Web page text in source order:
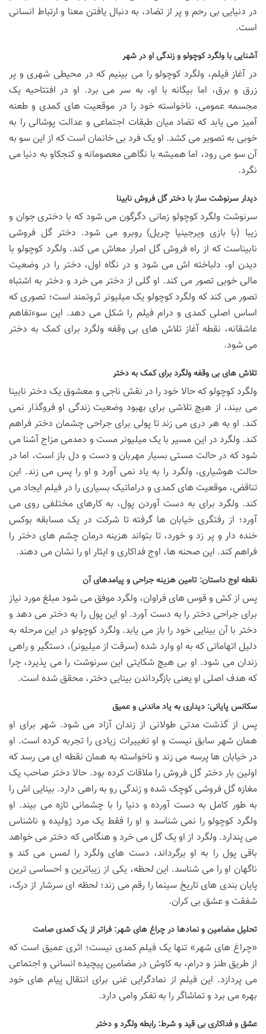
در دنیایی بی رحم و پر از تضاد، به دنبال یافتن معنا و ارتباط انسانی
است.
آشنایی با ولگرد کوچولو و زندگی او در شهر
در آغاز فیلم، ولگرد کوچولو را می بینیم که در محیطی شهری و پر
زرق و برق، اما بیگانه با او، به سر می برد. او در افتتاحیه یک
مجسمه عمومی، ناخواسته خود را در موقعیت های کمدی و طعنه
آمیز می یابد که تضاد میان طبقات اجتماعی و عدالت پوشالی را به
خوبی به تصویر می کشد. او یک فرد بی خانمان است که از این سو به
آن سو می رود، اما همیشه با نگاهی معصومانه و کنجکاو به دنیا می
نگرد.
دیدار سرنوشت ساز با دختر گل فروش نابینا
سرنوشت ولگرد کوچولو زمانی دگرگون می شود که با دختری جوان و
زیبا (با بازی ویرجینیا چریل) روبرو می شود. دختر گل فروشی
نابیناست که از راه فروش گل امرار معاش می کند. ولگرد کوچولو با
دیدن او، دلباخته اش می شود و در نگاه اول، دختر را در وضعیت
مالی خوبی تصور می کند. او گلی از دختر می خرد و دختر به اشتباه
تصور می کند که ولگرد کوچولو یک میلیونر ثروتمند است؛ تصوری که
اساس اصلی کمدی و درام فیلم را شکل می دهد. این سوءتفاهم
عاشقانه، نقطه آغاز تلاش های بی وقفه ولگرد برای کمک به دختر
می شود.
تلاش های بی وقفه ولگرد برای کمک به دختر
ولگرد کوچولو که حالا خود را در نقش ناجی و معشوق یک دختر نابینا
می بیند، از هیچ تلاشی برای بهبود وضعیت زندگی او فروگذار نمی
کند. او به هر دری می زند تا پولی برای جراحی چشمان دختر فراهم
کند. ولگرد در این مسیر با یک میلیونر مست و دمدمی مزاج آشنا می
شود که در حالت مستی بسیار مهربان و دست و دل باز است، اما در
حالت هوشیاری، ولگرد را به یاد نمی آورد و او را پس می زند. این
تناقض، موقعیت های کمدی و دراماتیک بسیاری را در فیلم ایجاد می
کند. ولگرد برای به دست آوردن پول، به کارهای مختلفی روی می
آورد؛ از رفتگری خیابان ها گرفته تا شرکت در یک مسابقه بوکس
خنده دار و پر زد و خورد، تا بتواند هزینه درمان چشم های دختر را
فراهم کند. این صحنه ها، اوج فداکاری و ایثار او را نشان می دهند.
نقطه اوج داستان: تامین هزینه جراحی و پیامدهای آن
پس از کش و قوس های فراوان، ولگرد موفق می شود مبلغ مورد نیاز
برای جراحی دختر را به دست آورد. او این پول را به دختر می دهد و
دختر با آن بینایی خود را باز می یابد. ولگرد کوچولو در این مرحله به
دلیل اتهاماتی که به او وارد شده (سرقت از میلیونر)، دستگیر و راهی
زندان می شود. او بی هیچ شکایتی این سرنوشت را می پذیرد، چرا
که هدف اصلی او یعنی بازگرداندن بینایی دختر، محقق شده است.
سکانس پایانی: دیداری به یاد ماندنی و عمیق
پس از گذشت مدتی طولانی از زندان آزاد می شود. شهر برای او
همان شهر سابق نیست و او تغییرات زیادی را تجربه کرده است. او
در خیابان ها پرسه می زند و ناخواسته به همان نقطه ای می رسد که
اولین بار دختر گل فروش را ملاقات کرده بود. حالا دختر صاحب یک
مغازه گل فروشی کوچک شده و زندگی رو به راهی دارد. بینایی اش را
به طور کامل به دست آورده و دنیا را با چشمانی تازه می بیند. او
ولگرد کوچولو را نمی شناسد و او را فقط یک مرد ژولیده و ناشناس
می پندارد. ولگرد از او یک گل می خرد و هنگامی که دختر می خواهد
باقی پول را به او برگرداند، دست های ولگرد را لمس می کند و
ناگهان او را می شناسد. این لحظه، یکی از زیباترین و احساسی ترین
پایان بندی های تاریخ سینما را رقم می زند؛ لحظه ای سرشار از درک،
شفقت و عشق بی کران.
تحلیل مضامین و نمادها در چراغ های شهر: فراتر از یک کمدی صامت
«چراغ های شهر» تنها یک فیلم کمدی نیست؛ اثری عمیق است که
از طریق طنز و درام، به کاوش در مضامین پیچیده انسانی و اجتماعی
می پردازد. این فیلم از نمادگرایی غنی برای انتقال پیام های خود
بهره می برد و تماشاگر را به تفکر وامی دارد.
عشق و فداکاری بی قید و شرط: رابطه ولگرد و دختر